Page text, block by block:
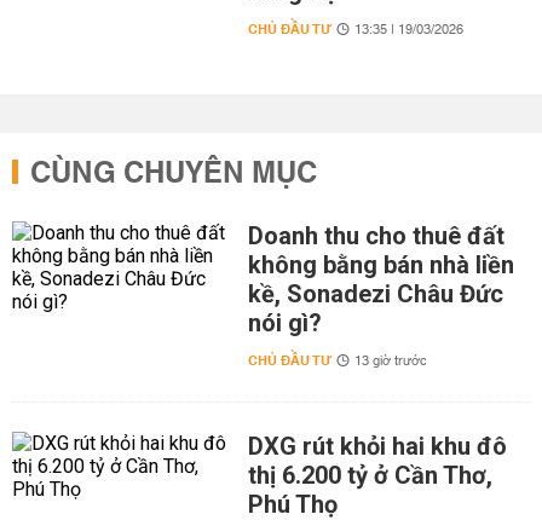
CHỦ ĐẦU TƯ 13:35 | 19/03/2026
CÙNG CHUYÊN MỤC
Doanh thu cho thuê đất
không bằng bán nhà liền
kề, Sonadezi Châu Đức
nói gì?
CHỦ ĐẦU TƯ 13 giờ trước
DXG rút khỏi hai khu đô
thị 6.200 tỷ ở Cần Thơ,
Phú Thọ